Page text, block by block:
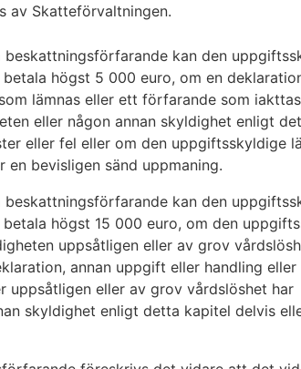
av Skatteförvaltningen.
kan den
högst 5 000 euro, om en
lämnas eller ett förfarande som
eller någon annan skyldighet enligt
eller fel eller om den uppgiftsskyldige
bevisligen sänd uppmaning.
kan den
högst 15 000 euro, om den
uppsåtligen eller av grov
annan uppgift eller handling eller
uppsåtligen eller av grov vårdslöshet har
skyldighet enligt detta kapitel delvis